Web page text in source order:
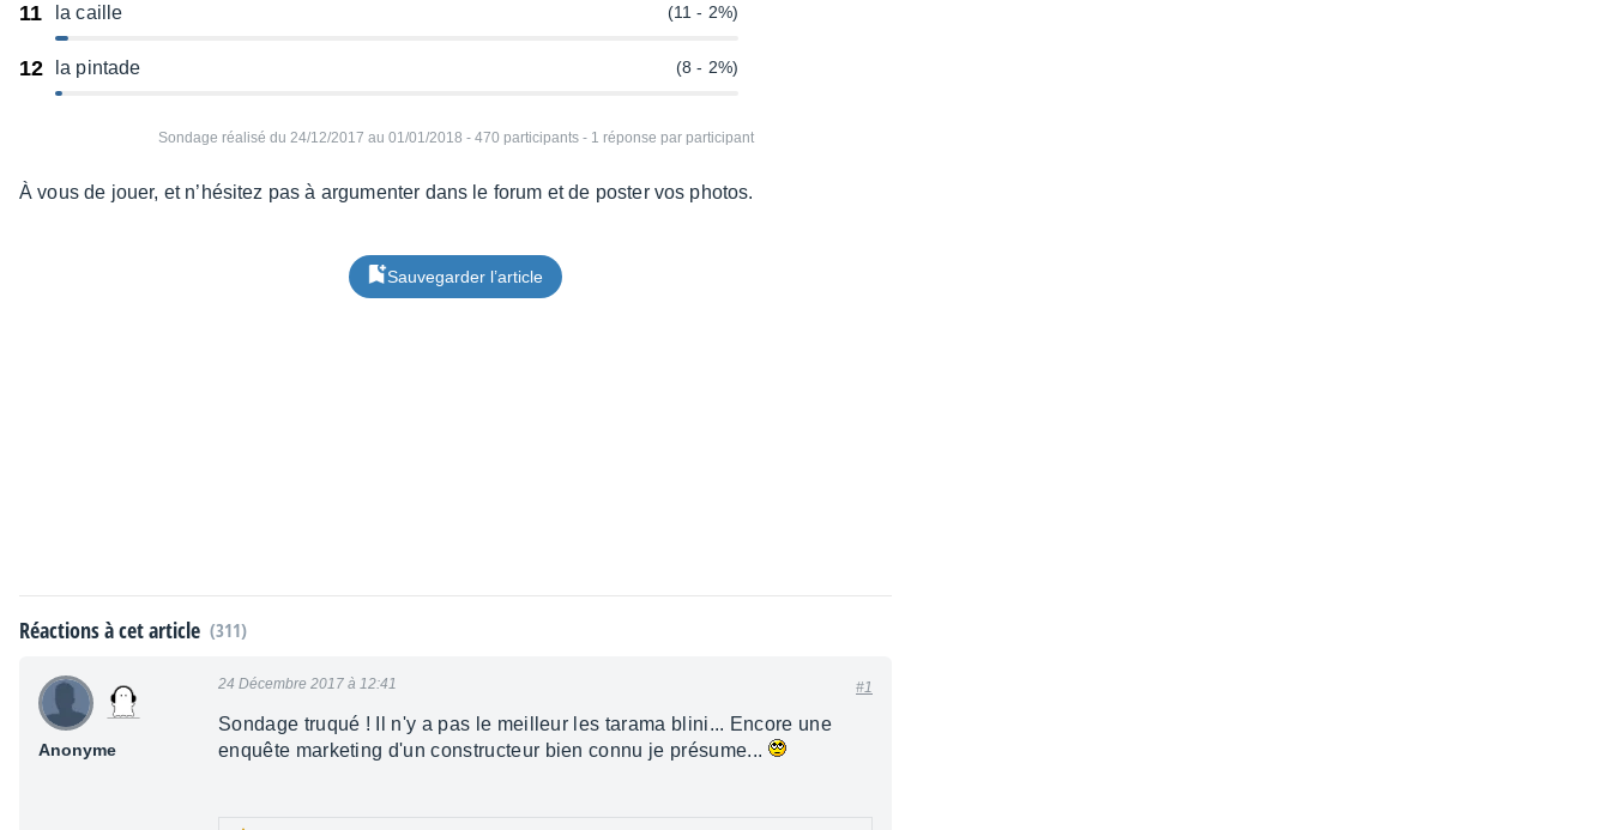
11 la caille (11 - 2%)
12 la pintade (8 - 2%)
Sondage réalisé du 24/12/2017 au 01/01/2018 - 470 participants - 1 réponse par participant
À vous de jouer, et n’hé­si­tez pas à argu­men­ter dans le forum et de poster vos photos.
Sauvegarder l’article
Réactions à cet article (311)
Anonyme
24 Décembre 2017 à 12:41 #1
Sondage truqué ! Il n'y a pas le meilleur les tarama blini... Encore une
enquête marketing d'un constructeur bien connu je présume...